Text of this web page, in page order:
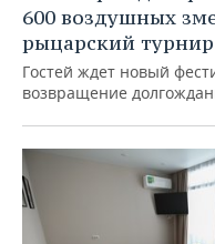
600 воздушных
рыцарский турнир
Гостей ждет новый
возвращение